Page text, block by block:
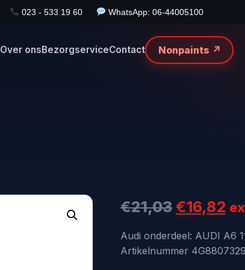
023 - 533 19 60 WhatsApp: 06-44005100
Over onsBezorgserviceContact Nonpaints ↗
€21,03
prijs
was:
€16,82
is:
Audi onderdeel: AUDI A6
Artikelnummer